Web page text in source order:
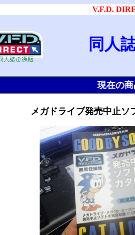
V.F.D.
同人
現在の
メガドライブ発売中止ソ